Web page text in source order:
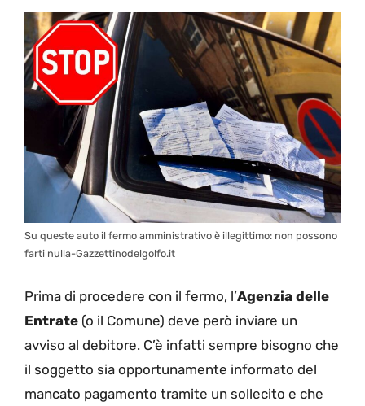
Su queste auto il fermo amministrativo è illegittimo: non possono
farti nulla-Gazzettinodelgolfo.it
Prima di procedere con il fermo, l’Agenzia delle
Entrate (o il Comune) deve però inviare un
avviso al debitore. C’è infatti sempre bisogno che
il soggetto sia opportunamente informato del
mancato pagamento tramite un sollecito e che